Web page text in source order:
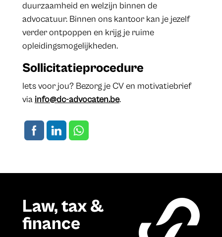
duurzaamheid en welzijn binnen de
advocatuur. Binnen ons kantoor kan je jezelf
verder ontpoppen en krijg je ruime
opleidingsmogelijkheden.
Sollicitatieprocedure
Iets voor jou? Bezorg je CV en motivatiebrief
via info@dc-advocaten.be.
Law, tax &
finance